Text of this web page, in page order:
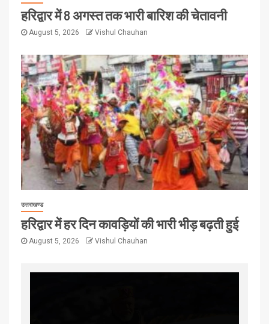
हरिद्वार में 8 अगस्त तक भारी बारिश की चेतावनी
August 5, 2026 Vishul Chauhan
उत्तराखण्ड
हरिद्वार में हर दिन कावड़ियों की भारी भीड़ बढ़ती हुई
August 5, 2026 Vishul Chauhan